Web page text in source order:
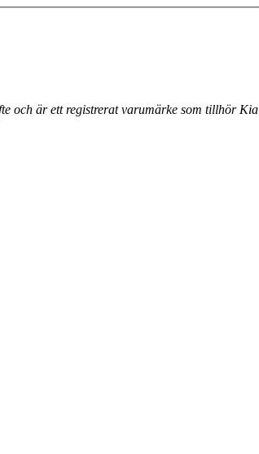
och är ett registrerat varumärke som tillhör Kia